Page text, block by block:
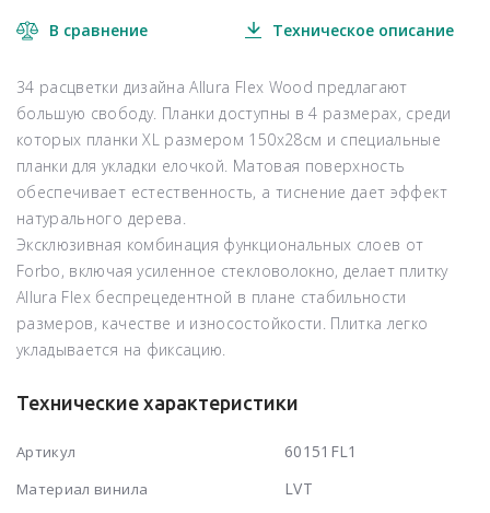
В сравнение Техническое описание
34 расцветки дизайна Allura Flex Wood предлагают
большую свободу. Планки доступны в 4 размерах, среди
которых планки XL размером 150х28см и специальные
планки для укладки елочкой. Матовая поверхность
обеспечивает естественность, а тиснение дает эффект
натурального дерева.
Эксклюзивная комбинация функциональных слоев от
Forbo, включая усиленное стекловолокно, делает плитку
Allura Flex беспрецедентной в плане стабильности
размеров, качестве и износостойкости. Плитка легко
укладывается на фиксацию.
Технические характеристики
Артикул 60151FL1
Материал винила LVT